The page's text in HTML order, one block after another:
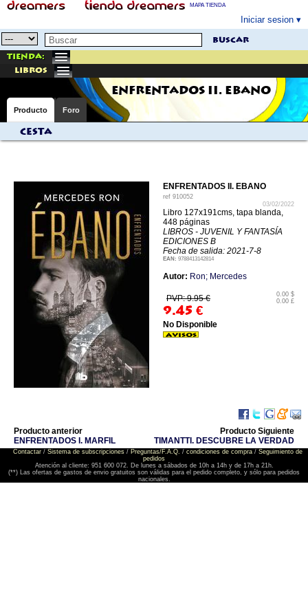
MAPA TIENDA
Iniciar sesion
buscar
Tienda:
libros
ENFRENTADOS II. EBANO
Producto Foro
Cesta
ENFRENTADOS II. EBANO
ref 910052
03/02/2022
Libro 127x191cms, tapa blanda,
448 páginas
LIBROS - JUVENIL Y FANTASÍA
EDICIONES B
Fecha de salida: 2021-7-8
EAN: 9788413142814
Autor: Ron; Mercedes
PVP: 9.95 €
9.45 €
0.00 $
0.00 £
No Disponible
Producto anterior
ENFRENTADOS I. MARFIL
Producto Siguiente
TIMANTTI. DESCUBRE LA VERDAD
Contactar/ Sistema de subscripciones/ Preguntas/F.A.Q. / condiciones de compra/ Seguimiento de
pedidos
Atención al cliente: 951 600 072. De lunes a sábados de 10h a 14h y de 17h a 21h.
(**) Las ofertas de gastos de envio gratuitos son válidas para el pedido completo, y sólo para pedidos
nacionales.